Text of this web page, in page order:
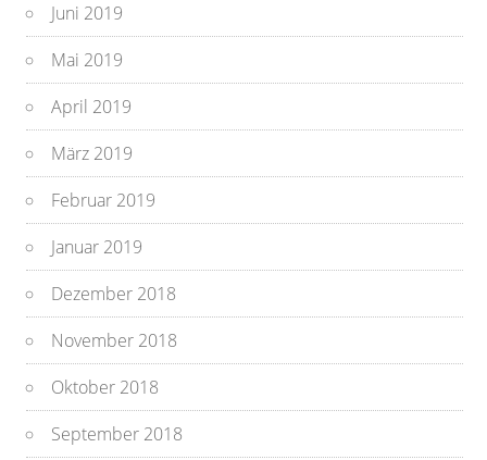
Juni 2019
Mai 2019
April 2019
März 2019
Februar 2019
Januar 2019
Dezember 2018
November 2018
Oktober 2018
September 2018